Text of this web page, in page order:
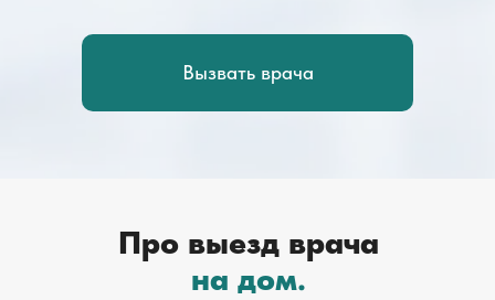
Вызвать врача
Про выезд врача
на дом.